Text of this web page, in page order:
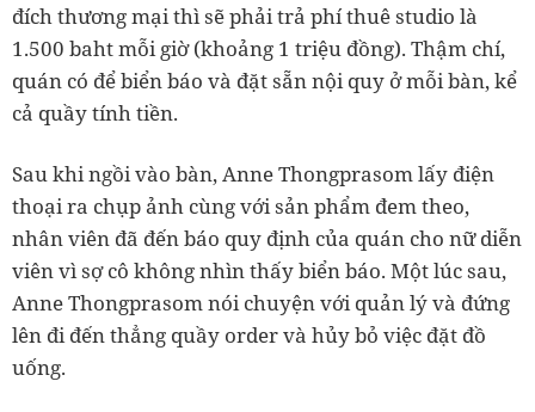
đích thương mại thì sẽ phải trả phí thuê studio là
1.500 baht mỗi giờ (khoảng 1 triệu đồng). Thậm chí,
quán có để biển báo và đặt sẵn nội quy ở mỗi bàn, kể
cả quầy tính tiền.
Sau khi ngồi vào bàn, Anne Thongprasom lấy điện
thoại ra chụp ảnh cùng với sản phẩm đem theo,
nhân viên đã đến báo quy định của quán cho nữ diễn
viên vì sợ cô không nhìn thấy biển báo. Một lúc sau,
Anne Thongprasom nói chuyện với quản lý và đứng
lên đi đến thẳng quầy order và hủy bỏ việc đặt đồ
uống.